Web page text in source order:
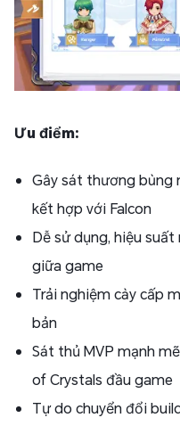
Ưu điểm:
Gây sát thương bùng
kết hợp với Falcon
Dễ sử dụng, hiệu
giữa game
Trải nghiệm cày cấp
bản
Sát thủ MVP mạnh
of Crystals đầu game
Tự do chuyển đổi